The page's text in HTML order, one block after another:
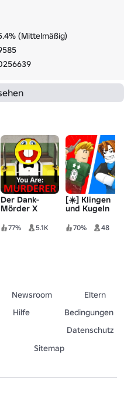
(Mittelmäßig)
Der Dank-
Mörder X
77% 5.1K
[☀️] Klingen
und Kugeln
70% 48
Newsroom
Eltern
Hilfe
Bedingungen
Datenschutz
Sitemap